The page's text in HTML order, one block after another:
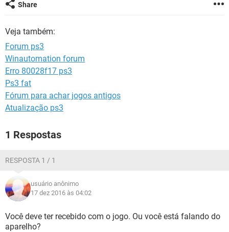
INSTAGRAM
INSTAGRAM
GUIA DE COMPRAS
Share
Veja também:
Forum ps3
Winautomation forum
Erro 80028f17 ps3
Ps3 fat
Fórum para achar jogos antigos
Atualização ps3
1 Respostas
RESPOSTA 1 / 1
usuário anônimo
17 dez 2016 às 04:02
Você deve ter recebido com o jogo. Ou você está falando do
aparelho?